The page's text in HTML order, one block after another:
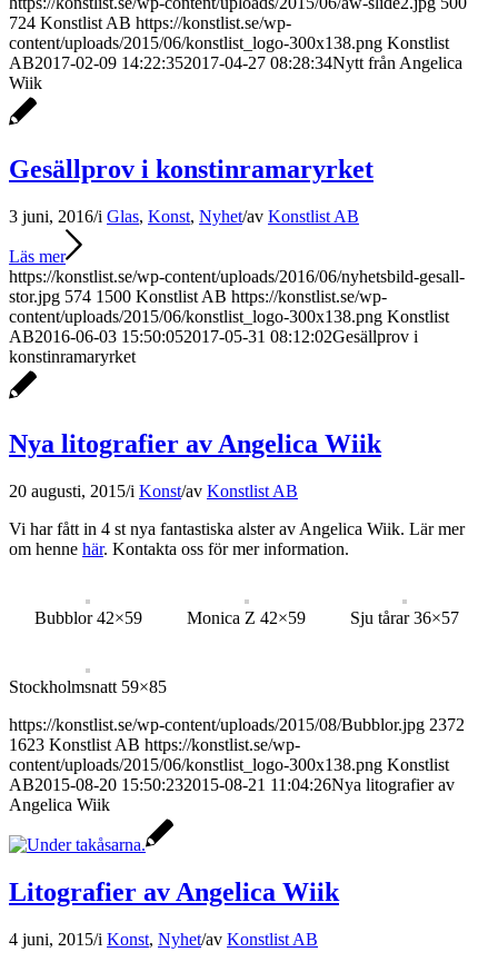
724 Konstlist AB https://konstlist.se/wp-
content/uploads/2015/06/konstlist_logo-300x138.png Konstlist
AB2017-02-09 14:22:352017-04-27 08:28:34Nytt från Angelica
Wiik
Gesällprov i konstinramaryrket
3 juni, 2016/i Glas, Konst, Nyhet/av Konstlist AB
Läs mer
https://konstlist.se/wp-content/uploads/2016/06/nyhetsbild-gesall-
stor.jpg 574 1500 Konstlist AB https://konstlist.se/wp-
content/uploads/2015/06/konstlist_logo-300x138.png Konstlist
AB2016-06-03 15:50:052017-05-31 08:12:02Gesällprov i
konstinramaryrket
Nya litografier av Angelica Wiik
20 augusti, 2015/i Konst/av Konstlist AB
Vi har fått in 4 st nya fantastiska alster av Angelica Wiik. Lär mer
om henne här. Kontakta oss för mer information.
Bubblor 42×59 Monica Z 42×59 Sju tårar 36×57
Stockholmsnatt 59×85
https://konstlist.se/wp-content/uploads/2015/08/Bubblor.jpg 2372
1623 Konstlist AB https://konstlist.se/wp-
content/uploads/2015/06/konstlist_logo-300x138.png Konstlist
AB2015-08-20 15:50:232015-08-21 11:04:26Nya litografier av
Angelica Wiik
Litografier av Angelica Wiik
4 juni, 2015/i Konst, Nyhet/av Konstlist AB